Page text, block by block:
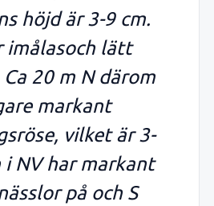
höjd är 3-9 cm.
imålasoch lätt
20 m N därom
markant
vilket är 3-
i NV har markant
på och S